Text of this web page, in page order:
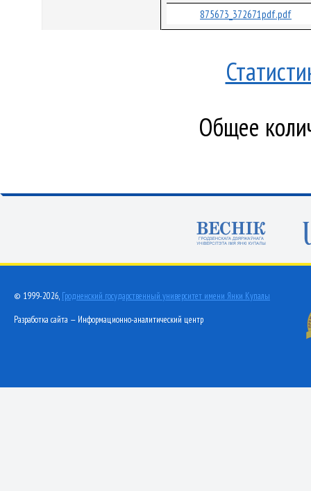
875673_372671pdf.pdf
Общее
© 1999-2026, Гродненский государственный университет имени Янки Купалы
Разработка сайта — Информационно-аналитический центр